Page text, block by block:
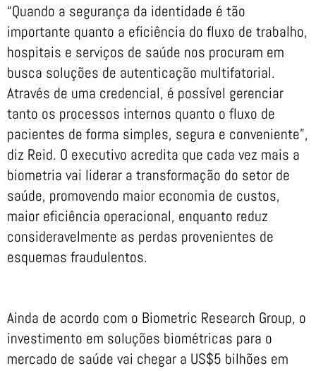
“Quando a segurança da identidade é tão
importante quanto a eficiência do fluxo de trabalho,
hospitais e serviços de saúde nos procuram em
busca soluções de autenticação multifatorial.
Através de uma credencial, é possível gerenciar
tanto os processos internos quanto o fluxo de
pacientes de forma simples, segura e conveniente”,
diz Reid. O executivo acredita que cada vez mais a
biometria vai liderar a transformação do setor de
saúde, promovendo maior economia de custos,
maior eficiência operacional, enquanto reduz
consideravelmente as perdas provenientes de
esquemas fraudulentos.
Ainda de acordo com o Biometric Research Group, o
investimento em soluções biométricas para o
mercado de saúde vai chegar a US$5 bilhões em